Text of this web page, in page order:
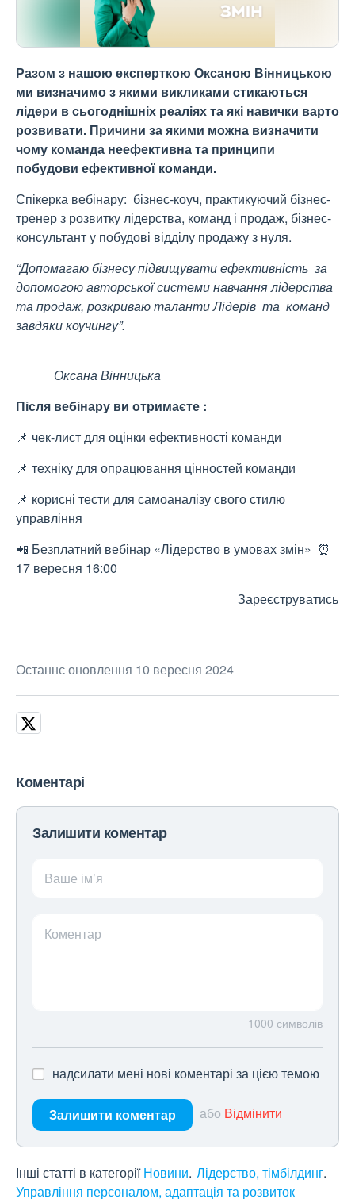
Разом з нашою експерткою Оксаною Вінницькою
ми визначимо з якими викликами стикаються
лідери в сьогоднішніх реаліях та які навички варто
розвивати. Причини за якими можна визначити
чому команда неефективна та принципи
побудови ефективної команди.
Спікерка вебінару: бізнес-коуч, практикуючий бізнес-
тренер з розвитку лідерства, команд і продаж, бізнес-
консультант у побудові відділу продажу з нуля.
“Допомагаю бізнесу підвищувати ефективність за
допомогою авторської системи навчання лідерства
та продаж, розкриваю таланти Лідерів та команд
завдяки коучингу”.
Оксана Вінницька
Після вебінару ви отримаєте :
📌 чек-лист для оцінки ефективності команди
📌 техніку для опрацювання цінностей команди
📌 корисні тести для самоаналізу свого стилю
управління
📲 Безплатний вебінар «Лідерство в умовах змін» ⏰
17 вересня 16:00
Зареєструватись
Останнє оновлення 10 вересня 2024
Коментарі
Залишити коментар
Ваше ім’я
Коментар
1000 символів
надсилати мені нові коментарі за цією темою
Залишити коментар або Відмінити
Інші статті в категорії Новини Лідерство, тімбілдинг
Управління персоналом, адаптація та розвиток